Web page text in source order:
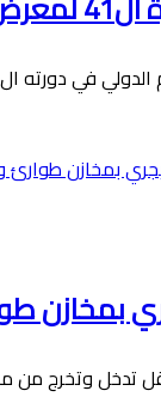
الثانية عشر الي التاسع عشر من فبراير…
بمخازن
تدخل وتخرج من